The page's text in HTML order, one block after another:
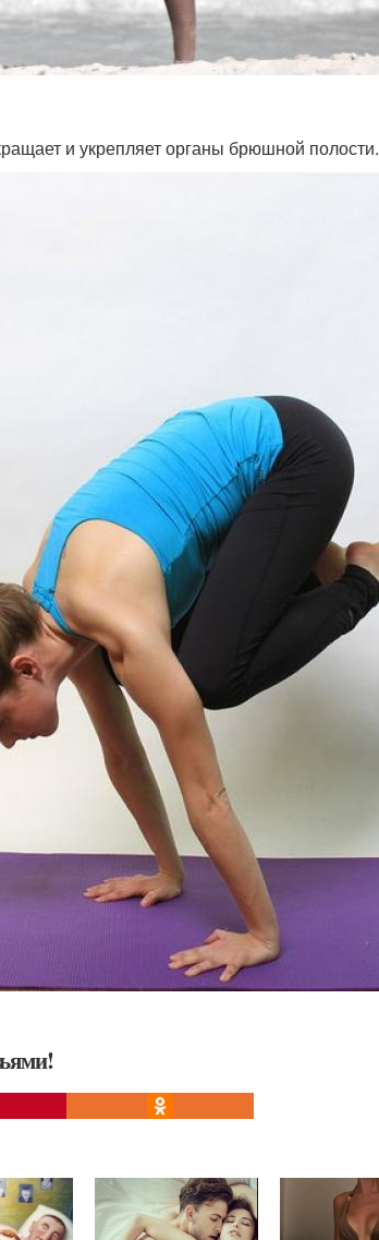
и укрепляет органы брюшной полости.